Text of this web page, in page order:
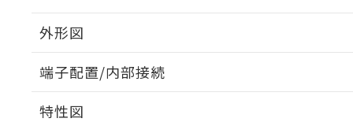
外形図
端子配置/内部接続
特性図